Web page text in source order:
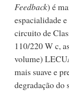
Feedback) é
espacialidade
circuito de
110/220 W c,
volume)
mais suave e
degradação do